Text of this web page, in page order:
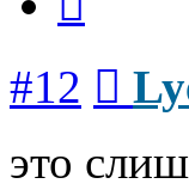
#12
это